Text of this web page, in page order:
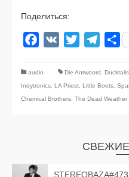
Поделиться:
Facebook
VK Twitter
audio Die Antwoord Ducktails
Indytronics LA Priest Little Boots
Chemical Brothers The Dead Weather